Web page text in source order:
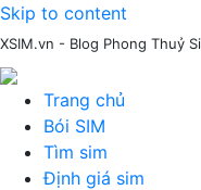
Skip to content
XSIM.vn - Blog Phong Thuỷ
Trang chủ
Bói SIM
Tìm sim
Định giá sim